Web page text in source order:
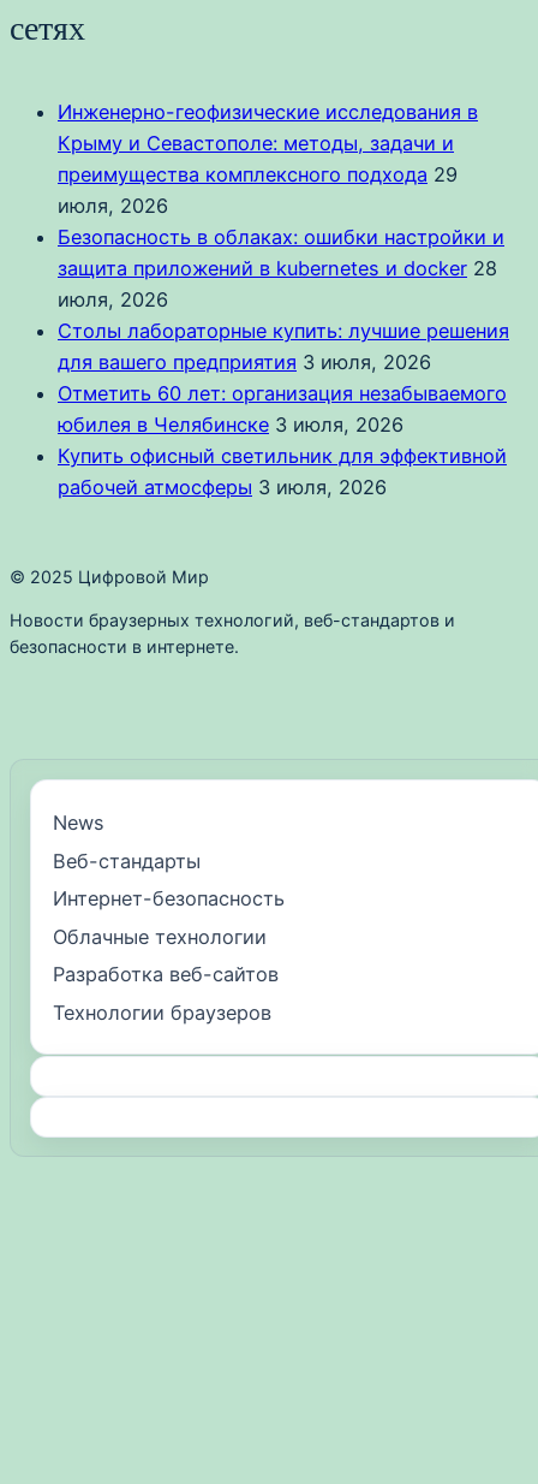
сетях
Инженерно-геофизические исследования в
Крыму и Севастополе: методы, задачи и
преимущества комплексного подхода 29
июля, 2026
Безопасность в облаках: ошибки настройки и
защита приложений в kubernetes и docker 28
июля, 2026
Столы лабораторные купить: лучшие решения
для вашего предприятия 3 июля, 2026
Отметить 60 лет: организация незабываемого
юбилея в Челябинске 3 июля, 2026
Купить офисный светильник для эффективной
рабочей атмосферы 3 июля, 2026
© 2025 Цифровой Мир
Новости браузерных технологий, веб-стандартов и
безопасности в интернете.
News
Веб-стандарты
Интернет-безопасность
Облачные технологии
Разработка веб-сайтов
Технологии браузеров